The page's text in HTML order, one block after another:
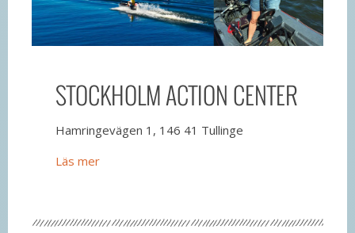
STOCKHOLM ACTION CENTER
Hamringevägen 1, 146 41 Tullinge
Läs mer